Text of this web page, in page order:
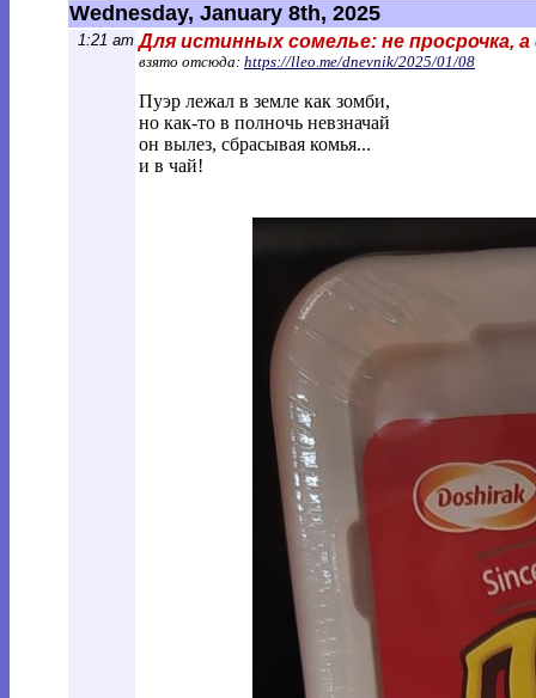
Wednesday, January 8th, 2025
1:21 am Для истинных сомелье: не просрочка,
взято отсюда: https://lleo.me/dnevnik/2025/01/08
Пуэр лежал в земле как зомби,
но как-то в полночь невзначай
он вылез, сбрасывая комья...
и в чай!